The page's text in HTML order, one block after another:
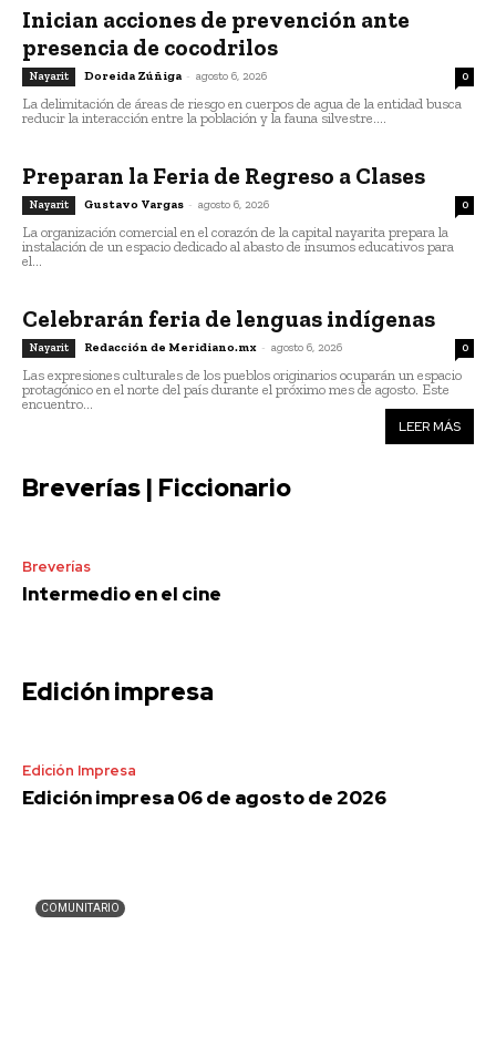
Inician acciones de prevención ante
presencia de cocodrilos
Nayarit Doreida Zúñiga - agosto 6, 2026 0
La delimitación de áreas de riesgo en cuerpos de agua de la entidad busca
reducir la interacción entre la población y la fauna silvestre....
Preparan la Feria de Regreso a Clases
Nayarit Gustavo Vargas - agosto 6, 2026 0
La organización comercial en el corazón de la capital nayarita prepara la
instalación de un espacio dedicado al abasto de insumos educativos para
el...
Celebrarán feria de lenguas indígenas
Nayarit Redacción de Meridiano.mx - agosto 6, 2026 0
Las expresiones culturales de los pueblos originarios ocuparán un espacio
protagónico en el norte del país durante el próximo mes de agosto. Este
encuentro...
LEER MÁS
Breverías | Ficcionario
Breverías
Intermedio en el cine
Edición impresa
Edición Impresa
Edición impresa 06 de agosto de 2026
COMUNITARIO